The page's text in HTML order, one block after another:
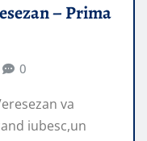
– Prima
0
va
iubesc,un